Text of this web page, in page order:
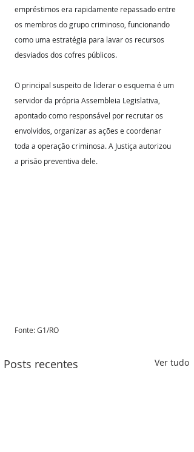
empréstimos era rapidamente repassado entre
os membros do grupo criminoso, funcionando
como uma estratégia para lavar os recursos
desviados dos cofres públicos.
O principal suspeito de liderar o esquema é um
servidor da própria Assembleia Legislativa,
apontado como responsável por recrutar os
envolvidos, organizar as ações e coordenar
toda a operação criminosa. A Justiça autorizou
a prisão preventiva dele.
Fonte: G1/RO
Posts recentes Ver tudo